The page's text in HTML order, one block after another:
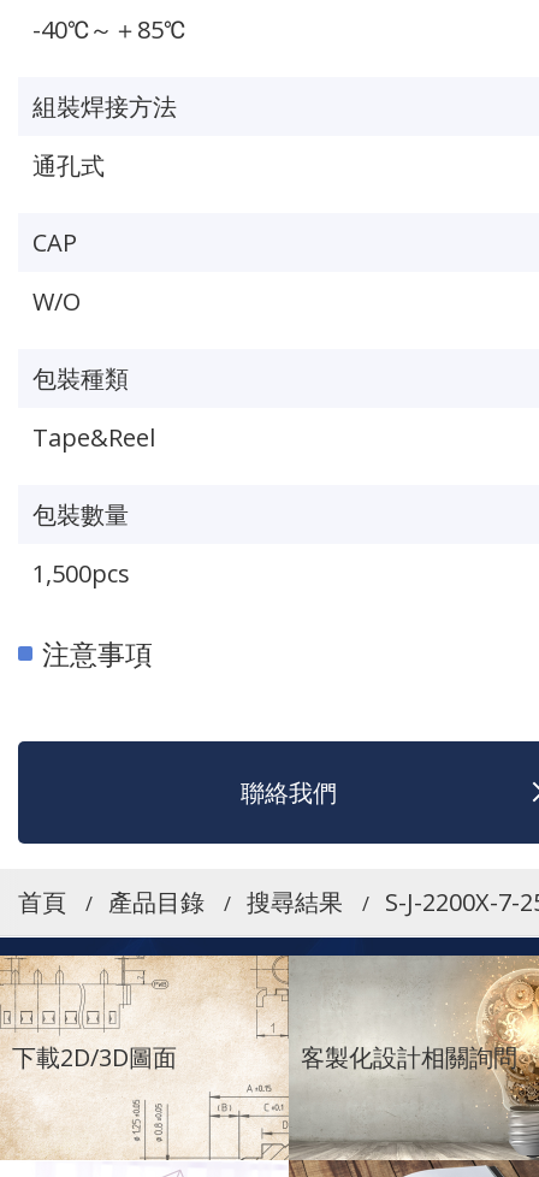
首頁 產品目錄 搜尋結果 S-J-2200X-7-
-40℃～＋85℃
組裝焊接方法
通孔式
CAP
W/O
包裝種類
Tape&Reel
包裝數量
1,500pcs
注意事項
聯絡我們
下載2D/3D圖面 客製化設計相關詢問